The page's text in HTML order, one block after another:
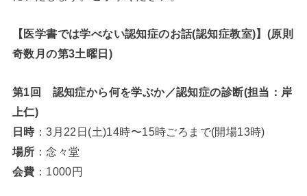
【医学書では学べない認知症のお話(認知症教室)】(原則
奇数月の第3土曜日)
第1回 認知症から何を学ぶか／認知症の診断(担当：岸
上仁)
日時：3月22日(土)14時〜15時ごろまで(開場13時)
場所 ：念々堂
会費 ：1000円